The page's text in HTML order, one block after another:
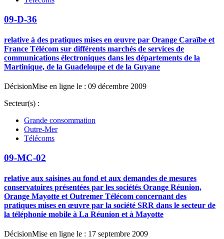
09-D-36
relative à des pratiques mises en œuvre par Orange Caraïbe et
France Télécom sur différents marchés de services de
communications électroniques dans les départements de la
Martinique, de la Guadeloupe et de la Guyane
DécisionMise en ligne le : 09 décembre 2009
Secteur(s) :
Grande consommation
Outre-Mer
Télécoms
09-MC-02
relative aux saisines au fond et aux demandes de mesures
conservatoires présentées par les sociétés Orange Réunion,
Orange Mayotte et Outremer Télécom concernant des
pratiques mises en œuvre par la société SRR dans le secteur de
la téléphonie mobile à La Réunion et à Mayotte
DécisionMise en ligne le : 17 septembre 2009